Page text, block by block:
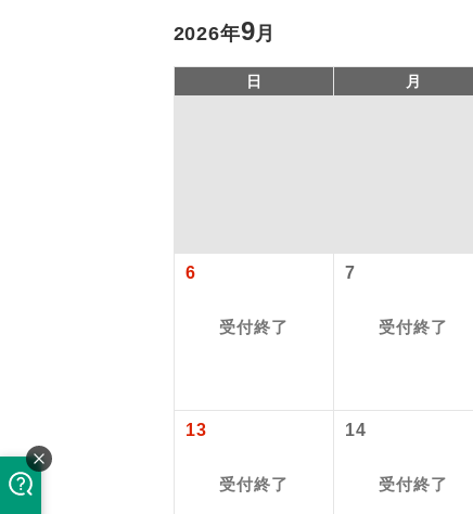
2026年9月
日 月
6
受付終了
7
受付終了
13
受付終了
14
受付終了
【日本国内
2026/10/6
添
現地